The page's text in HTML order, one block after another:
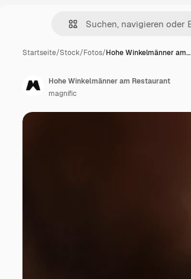
Startseite/Stock/Fotos/Hohe Winkelmänner am…
Hohe Winkelmänner am Restaurant
magnific